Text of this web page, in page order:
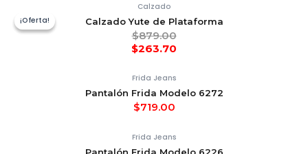
¡Oferta!
¡Oferta!
Calzado
Calzado Yute de Plataforma
$879.00
$263.70
Frida Jeans
Pantalón Frida Modelo 6272
$719.00
Frida Jeans